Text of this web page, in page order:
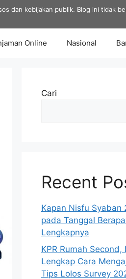
dan kebijakan publik. Blog ini tidak
Online Nasional
Cari
Recent
Kapan Nisfu Syaban
pada Tanggal
Lengkapnya
KPR Rumah Second,
Lengkap Cara
Tips Lolos Survey